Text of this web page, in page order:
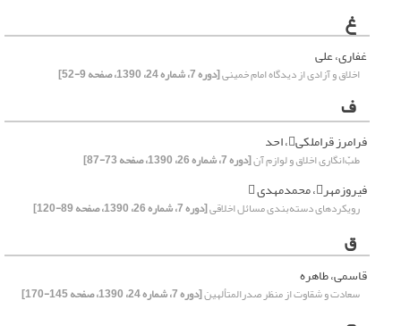
غ
غفاری، علی
اخلاق و آزادی از دیدگاه امام خمینی[دوره 7، شماره 24، 1390، صفحه 9-52]
ف
فرامرز قراملکی، احد
طبّ‌انگاری اخلاق و لوازم آن[دوره 7، شماره 26، 1390، صفحه 73-87]
فیروزمهر، محمدمهدی 
رویکردهای دسته‌بندی مسائل اخلاقی[دوره 7، شماره 26، 1390، صفحه 89-120]
ق
قاسمی، طاهره
سعادت و شقاوت از منظر صدرالمتألهین[دوره 7، شماره 24، 1390، صفحه 145-170]